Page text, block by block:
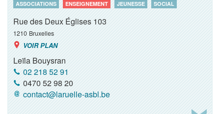
ASSOCIATIONS ENSEIGNEMENT JEUNESSE SOCIAL
Rue des Deux Églises 103
1210 Bruxelles
VOIR PLAN
Leïla Bouysran
02 218 52 91
0470 52 98 20
contact@laruelle-asbl.be